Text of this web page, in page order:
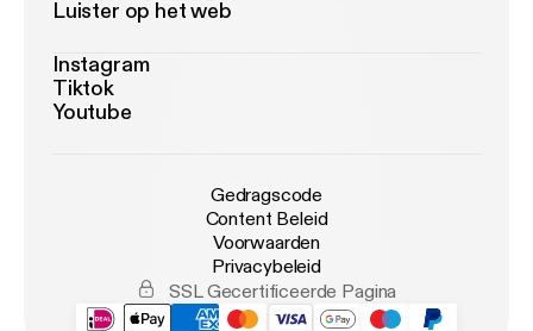
Luister op het web
Instagram
Tiktok
Youtube
Gedragscode
Content Beleid
Voorwaarden
Privacybeleid
SSL Gecertificeerde Pagina